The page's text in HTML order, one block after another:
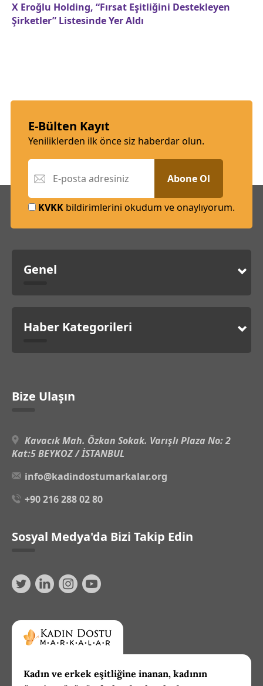
X Eroğlu Holding, “Fırsat Eşitliğini Destekleyen
Şirketler” Listesinde Yer Aldı
E-Bülten Kayıt
Yeniliklerden ilk önce siz haberdar olun.
Abone Ol
KVKK bildirimlerini okudum ve onaylıyorum.
Genel
Haber Kategorileri
Bize Ulaşın
Kavacık Mah. Özkan Sokak. Varışlı Plaza No: 2
Kat:5 BEYKOZ / İSTANBUL
info@kadindostumarkalar.org
+90 216 288 02 80
Sosyal Medya'da Bizi Takip Edin
Kadın ve erkek eşitliğine inanan, kadının